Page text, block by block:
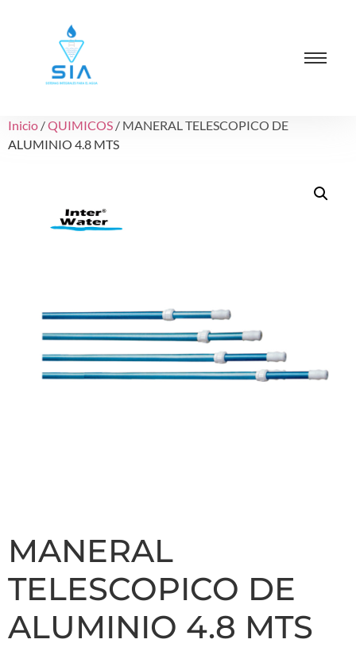
Inicio /QUIMICOS / MANERAL TELESCOPICO DE
ALUMINIO 4.8 MTS
MANERAL
TELESCOPICO DE
ALUMINIO 4.8 MTS